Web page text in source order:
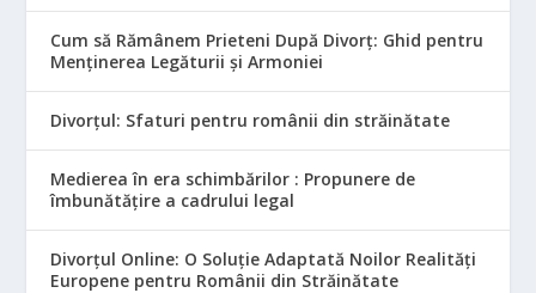
Cum să Rămânem Prieteni După Divorț: Ghid pentru
Menținerea Legăturii și Armoniei
Divorțul: Sfaturi pentru românii din străinătate
Medierea în era schimbărilor : Propunere de
îmbunătățire a cadrului legal
Divorțul Online: O Soluție Adaptată Noilor Realități
Europene pentru Românii din Străinătate